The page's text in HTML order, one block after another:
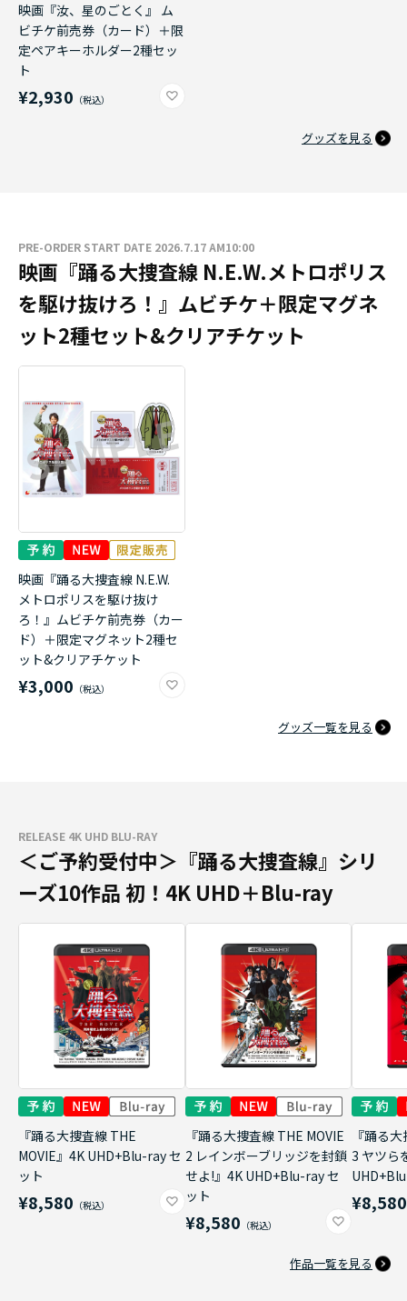
映画『汝、星のごとく』 ム
ビチケ前売券（カード）＋限
定ペアキーホルダー2種セッ
ト
¥2,930
グッズを見る
PRE-ORDER START DATE 2026.7.17 AM10:00
映画『踊る大捜査線 N.E.W.メトロポリス
を駆け抜けろ！』ムビチケ＋限定マグネ
ット2種セット&クリアチケット
映画『踊る大捜査線 N.E.W.
メトロポリスを駆け抜け
ろ！』ムビチケ前売券（カー
ド）＋限定マグネット2種セ
ット&クリアチケット
¥3,000
グッズ一覧を見る
RELEASE 4K UHD BLU-RAY
＜ご予約受付中＞『踊る大捜査線』シリ
ーズ10作品 初！4K UHD＋Blu-ray
『踊る大捜査線 THE
MOVIE』4K UHD+Blu-ray セ
ット
¥8,580
『踊る大捜査線 THE MOVIE
2 レインボーブリッジを封鎖
せよ!』4K UHD+Blu-ray セ
ット
¥8,580
『踊る
3 ヤツら
¥8,580
作品一覧を見る